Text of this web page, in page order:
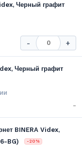
Черный графит
- +
Черный графит
-
BINERA Videx,
BG)
-20%